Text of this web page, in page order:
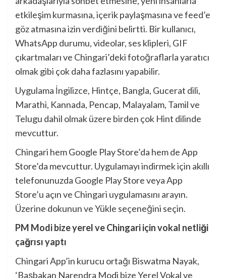
etkileşim kurmasına, içerik paylaşmasına ve feed’e
göz atmasına izin verdiğini belirtti. Bir kullanıcı,
WhatsApp durumu, videolar, ses klipleri, GIF
çıkartmaları ve Chingari’deki fotoğraflarla yaratıcı
olmak gibi çok daha fazlasını yapabilir.
Uygulama İngilizce, Hintçe, Bangla, Gucerat dili,
Marathi, Kannada, Pencap, Malayalam, Tamil ve
Telugu dahil olmak üzere birden çok Hint dilinde
mevcuttur.
Chingari hem Google Play Store’da hem de App
Store’da mevcuttur. Uygulamayı indirmek için akıllı
telefonunuzda Google Play Store veya App
Store’u açın ve Chingari uygulamasını arayın.
Üzerine dokunun ve Yükle seçeneğini seçin.
PM Modi bize yerel ve Chingari için vokal netliği
çağrısı yaptı
Chingari App’in kurucu ortağı Biswatma Nayak,
‘Başbakan Narendra Modi bize Yerel Vokal ve